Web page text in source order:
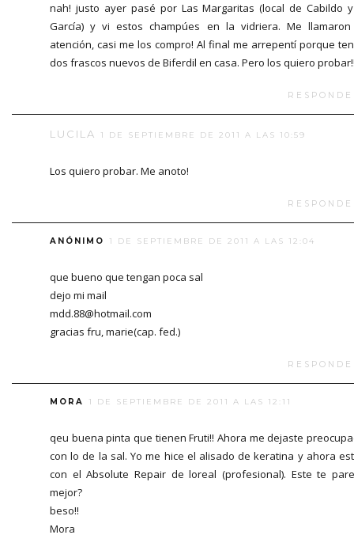
nah! justo ayer pasé por Las Margaritas (local de Cabildo
García) y vi estos champúes en la vidriera. Me
atención, casi me los compro! Al final me arrepentí porque
dos frascos nuevos de Biferdil en casa. Pero los quiero
LUCILA 1 DE SEPTIEMBRE DE 2011 A LAS 10:59
Los quiero probar. Me anoto!
ANÓNIMO 1 DE SEPTIEMBRE DE 2011 A LAS 12:04
que bueno que tengan poca sal
dejo mi mail
mdd.88@hotmail.com
gracias fru, marie(cap. fed.)
MORA 1 DE SEPTIEMBRE DE 2011 A LAS 12:11
qeu buena pinta que tienen Fruti!! Ahora me dejaste
con lo de la sal. Yo me hice el alisado de keratina y ahora
con el Absolute Repair de loreal (profesional). Este te
mejor?
beso!!
Mora